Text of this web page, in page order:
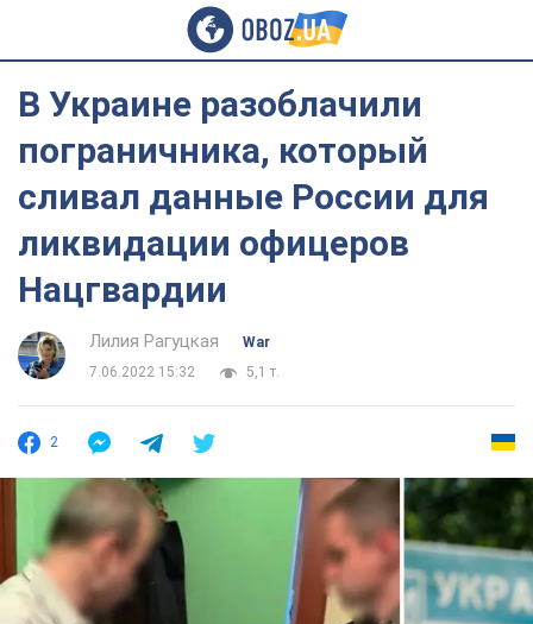
В Украине разоблачили
пограничника, который
сливал данные России для
ликвидации офицеров
Нацгвардии
Лилия Рагуцкая
War
7.06.2022 15:32
5,1 т.
2